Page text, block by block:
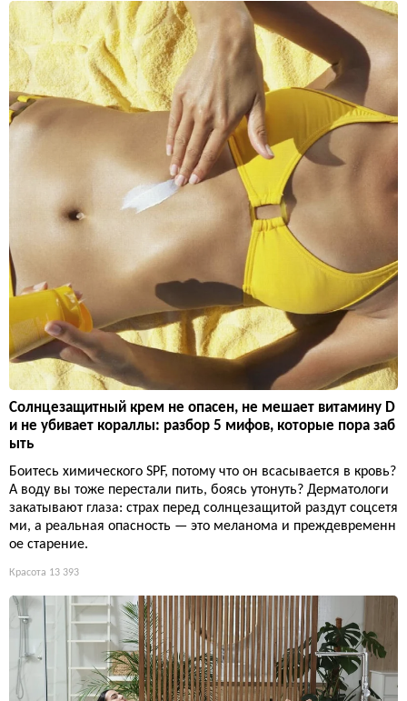
Солнцезащитный крем не опасен, не мешает витамину D
и не убивает кораллы: разбор 5 мифов, которые пора заб
ыть
Боитесь химического SPF, потому что он всасывается в кровь?
А воду вы тоже перестали пить, боясь утонуть? Дерматологи
закатывают глаза: страх перед солнцезащитой раздут соцсетя
ми, а реальная опасность — это меланома и преждевременн
ое старение.
Красота 13 393